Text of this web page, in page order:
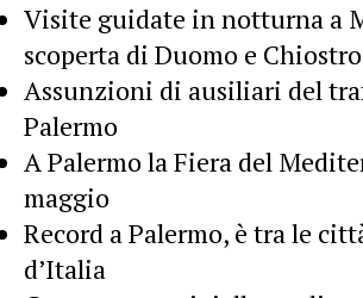
Visite guidate in notturna a
scoperta di Duomo e Chiostro
Assunzioni di ausiliari del
Palermo
A Palermo la Fiera del
maggio
Record a Palermo, è tra le
d’Italia